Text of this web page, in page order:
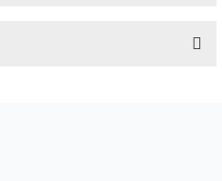
ederiz.